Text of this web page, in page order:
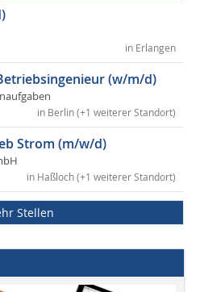
in Erlangen
(w/m/d)
in Berlin (+1 weiterer Standort)
Strom (m/w/d)
in Haßloch (+1 weiterer Standort)
Stellen